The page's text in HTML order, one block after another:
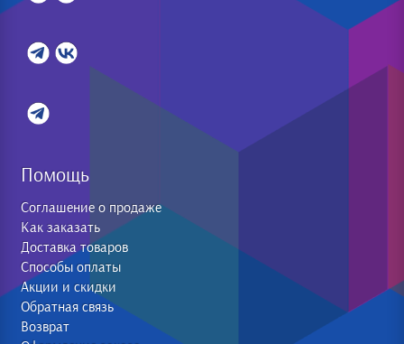
Помощь
Соглашение о продаже
Как заказать
Доставка товаров
Способы оплаты
Акции и скидки
Обратная связь
Возврат